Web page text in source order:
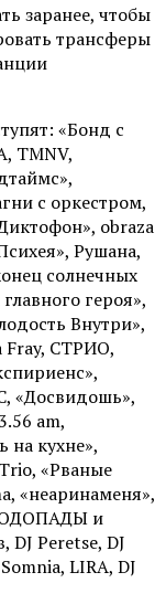
заранее, чтобы
трансферы
«Бонд с
TMNV,
с оркестром,
obraza
Рушана,
солнечных
героя»,
Внутри»,
Fray, СТРИО,
«Досвидошь»,
am,
на кухне»,
«Рваные
«неаринаменя»,
и
Peretse, DJ
LIRA, DJ